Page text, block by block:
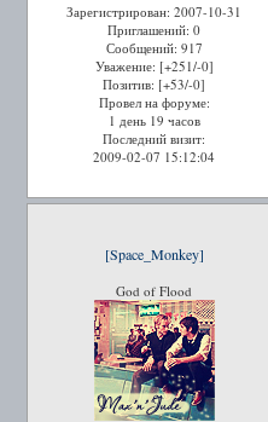
Зарегистрирован: 2007-10-31
Приглашений: 0
Сообщений: 917
Уважение: [+251/-0]
Позитив: [+53/-0]
Провел на форуме:
1 день 19 часов
Последний визит:
2009-02-07 15:12:04
[Space_Monkey]
God of Flood